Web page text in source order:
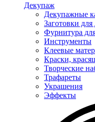
Декупаж
Декупажные
Заготовки
Фурнитура
Инструменты
Клеевые
Краски,
Творческие
Трафареты
Украшения
Эффекты